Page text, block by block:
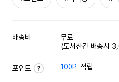
배송비
무료
(도서산간 배송시
포인트 100P 적립